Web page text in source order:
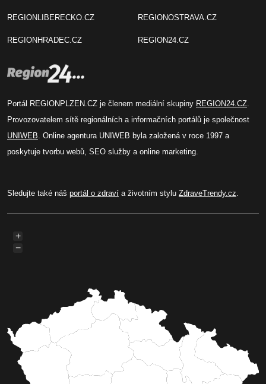
REGIONLIBERECKO.CZ
REGIONHRADEC.CZ
REGIONOSTRAVA.CZ
REGION24.CZ
Portál REGIONPLZEN.CZ je členem mediální skupiny REGION24.CZ.
Provozovatelem sítě regionálních a informačních portálů je společnost
UNIWEB. Online agentura UNIWEB byla založená v roce 1997 a
poskytuje tvorbu webů, SEO služby a online marketing.
Sledujte také náš portál o zdraví a životním stylu ZdraveTrendy.cz.
+
−